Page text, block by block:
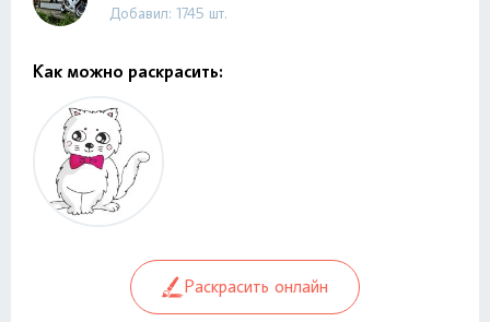
Добавил: 1745 шт.
Как можно раскрасить:
Раскрасить онлайн